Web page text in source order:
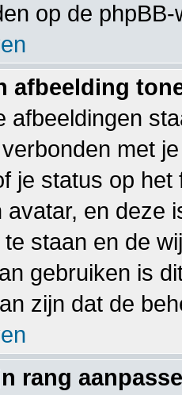
op de
afbeelding
afbeeldingen
met
je status op
avatar, en deze
staan en de
gebruiken is
zijn dat de
rang